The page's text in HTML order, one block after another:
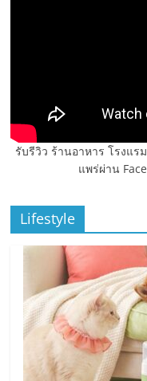
รับรีวิว ร้านอาหาร โรงแร
แพร่ผ่าน
Lifestyle